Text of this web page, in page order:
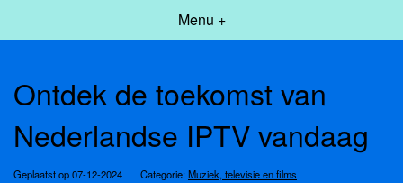
Menu +
Ontdek de toekomst van
Nederlandse IPTV vandaag
Geplaatst op 07-12-2024 Categorie:Muziek, televisie en films